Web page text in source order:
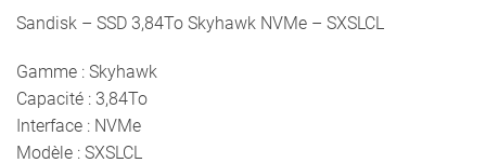
Sandisk – SSD 3,84To Skyhawk NVMe – SXSLCL
Gamme : Skyhawk
Capacité : 3,84To
Interface : NVMe
Modèle : SXSLCL